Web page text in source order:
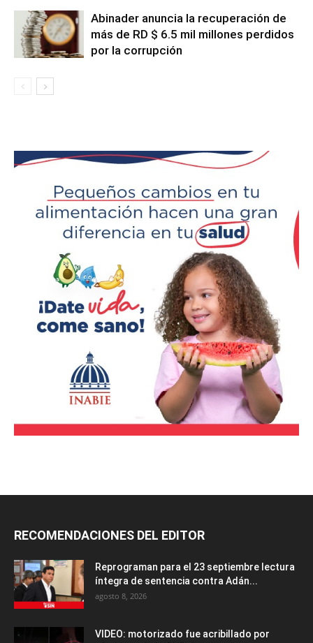
Abinader anuncia la recuperación de
más de RD $ 6.5 mil millones perdidos
por la corrupción
RECOMENDACIONES DEL EDITOR
Reprograman para el 23 septiembre lectura
íntegra de sentencia contra Adán...
agosto 8, 2026
VIDEO: motorizado fue acribillado por